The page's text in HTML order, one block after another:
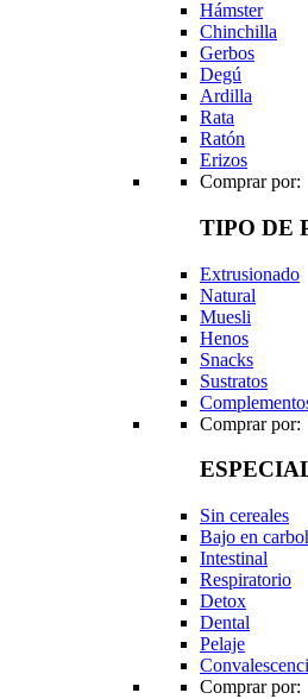
Hámster
Chinchilla
Gerbos
Degú
Ardilla
Rata
Ratón
Erizos
Comprar por:
TIPO DE
Extrusionado
Natural
Muesli
Henos
Snacks
Sustratos
Comprar por:
Sin cereales
Bajo en
Intestinal
Respiratorio
Detox
Dental
Pelaje
Comprar por: